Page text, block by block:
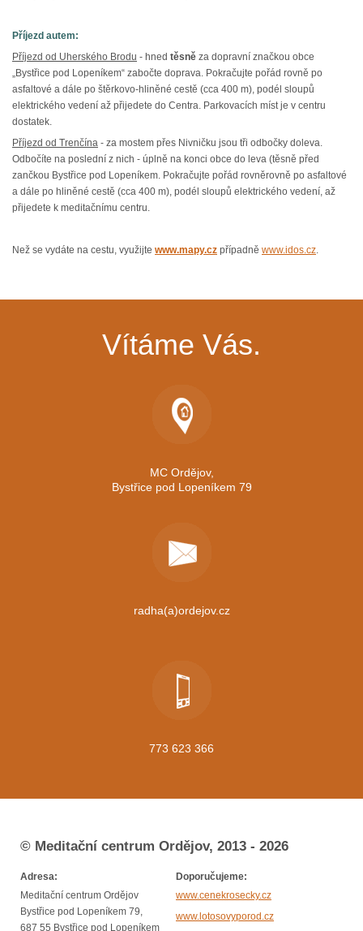
Příjezd autem:
Příjezd od Uherského Brodu - hned těsně za dopravní značkou obce
„Bystřice pod Lopeníkem“ zabočte doprava. Pokračujte pořád rovně po
asfaltové a dále po štěrkovo-hliněné cestě (cca 400 m), podél sloupů
elektrického vedení až přijedete do Centra. Parkovacích míst je v centru
dostatek.
Příjezd od Trenčína - za mostem přes Nivničku jsou tři odbočky doleva.
Odbočíte na poslední z nich - úplně na konci obce do leva (těsně před
zančkou Bystřice pod Lopeníkem. Pokračujte pořád rovněrovně po asfaltové
a dále po hliněné cestě (cca 400 m), podél sloupů elektrického vedení, až
přijedete k meditačnímu centru.
Než se vydáte na cestu, využijte www.mapy.cz případně www.idos.cz.
Vítáme Vás.
MC Ordějov,
Bystřice pod Lopeníkem 79
radha(a)ordejov.cz
773 623 366
© Meditační centrum Ordějov, 2013 - 2026
Adresa:
Meditační centrum Ordějov
Bystřice pod Lopeníkem 79,
687 55 Bystřice pod Lopeníkem
Doporučujeme:
www.cenekrosecky.cz
www.lotosovyporod.cz